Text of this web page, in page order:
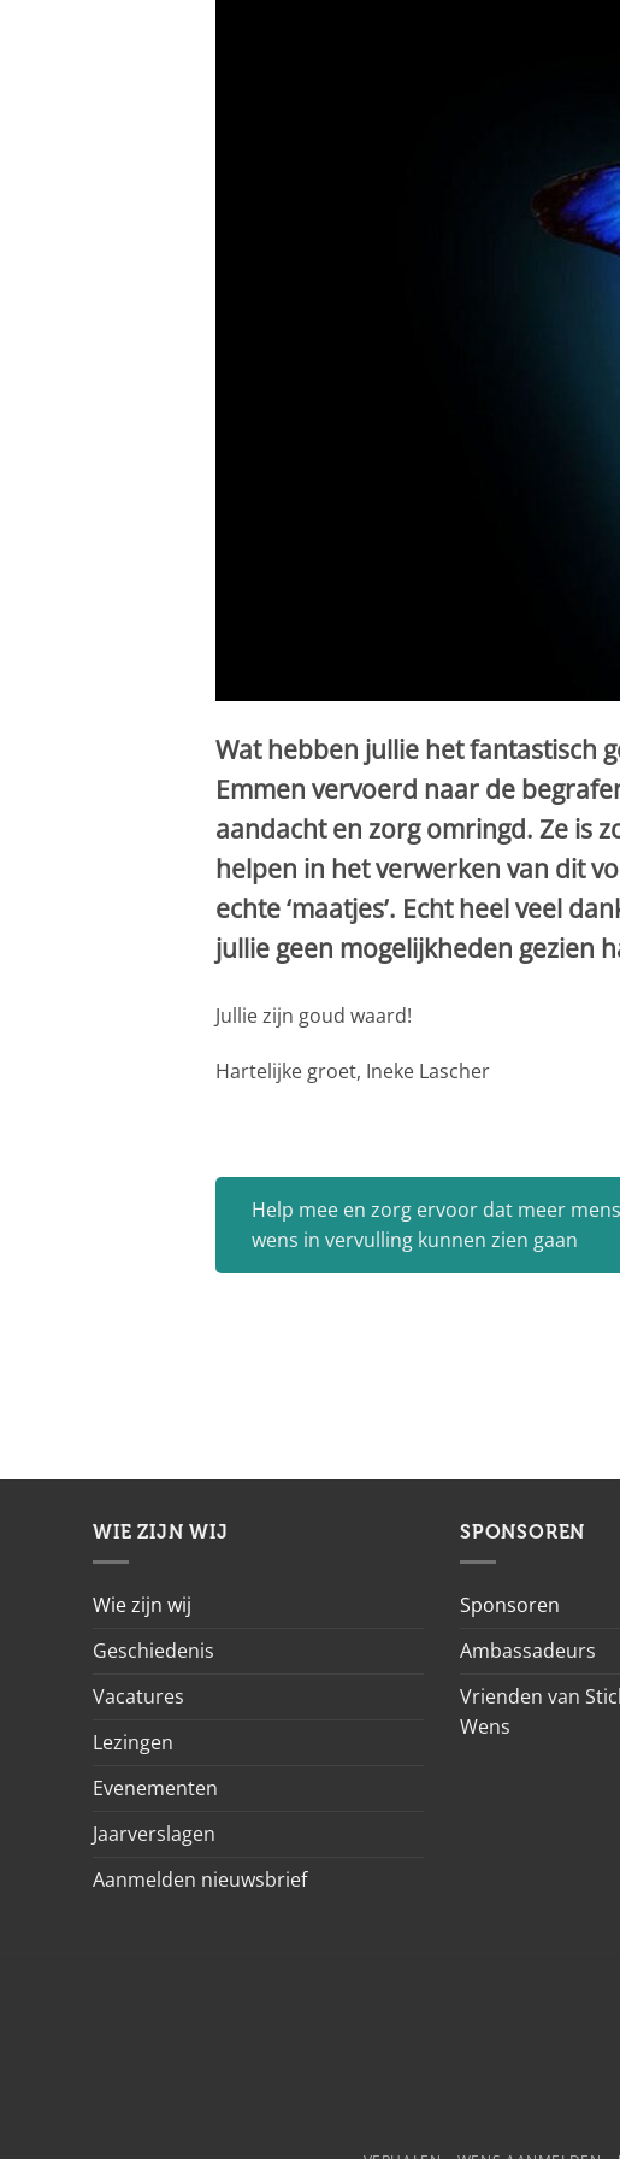
Wat hebben jullie het fantastisch
Emmen vervoerd naar de
aandacht en zorg omringd. Ze is
helpen in het verwerken van dit
echte ‘maatjes’. Echt heel veel
jullie geen mogelijkheden gezien
Jullie zijn goud waard!
Hartelijke groet, Ineke Lascher
Help mee en zorg ervoor dat meer
wens in vervulling kunnen zien gaan
WIE ZIJN WIJ
Wie zijn wij
Geschiedenis
Vacatures
Lezingen
Evenementen
Jaarverslagen
Aanmelden nieuwsbrief
SPONSOREN
Sponsoren
Ambassadeurs
Vrienden van
Wens